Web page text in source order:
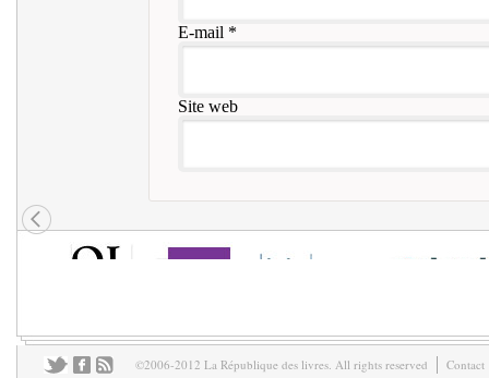
E-mail *
Site web
©2006-2012 La République des livres. All rights reserved Contact